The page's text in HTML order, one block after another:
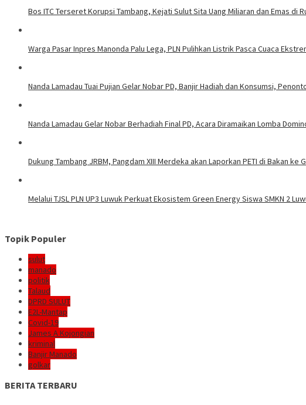
Bos ITC Terseret Korupsi Tambang, Kejati Sulut Sita Uang Miliaran dan Emas di
Warga Pasar Inpres Manonda Palu Lega, PLN Pulihkan Listrik Pasca Cuaca
Nanda Lamadau Tuai Pujian Gelar Nobar PD, Banjir Hadiah dan Konsumsi,
Nanda Lamadau Gelar Nobar Berhadiah Final PD, Acara Diramaikan Lomba
Dukung Tambang JRBM, Pangdam XIII Merdeka akan Laporkan PETI di Bakan ke
Melalui TJSL PLN UP3 Luwuk Perkuat Ekosistem Green Energy Siswa SMKN 2
Topik Populer
sulut
manado
politik
Talaud
DPRD SULUT
E2L-Mantap
Covid-19
James A Kojongian
kriminal
Banjir Manado
golkar
BERITA TERBARU